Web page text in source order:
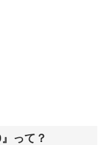
って？